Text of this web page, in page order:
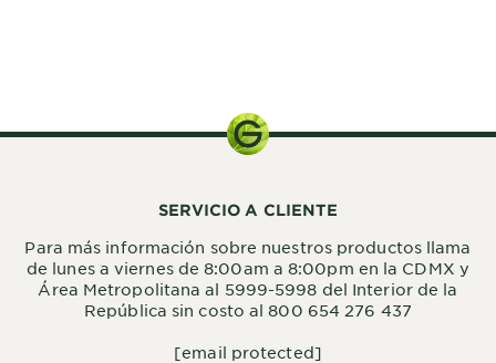
SERVICIO A CLIENTE
Para más información sobre nuestros productos llama
de lunes a viernes de 8:00am a 8:00pm en la CDMX y
Área Metropolitana al 5999-5998 del Interior de la
República sin costo al 800 654 276 437
[email protected]